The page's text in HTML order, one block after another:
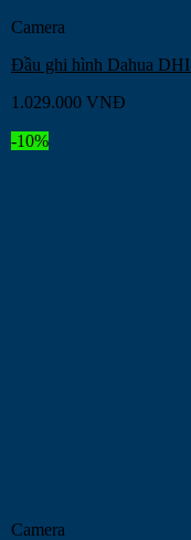
Camera
Đầu ghi hình Dahua
1.029.000 VNĐ
-10%
Camera